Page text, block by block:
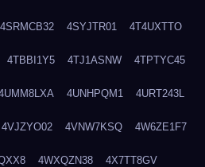
4SRMCB32 4SYJTR01 4T4UXTTO
4TBBI1Y5 4TJ1ASNW 4TPTYC45
4UNHPQM1 4URT243L
4VJZYO02 4VNW7KSQ 4W6ZE1F7
4WXQZN38 4X7TT8GV